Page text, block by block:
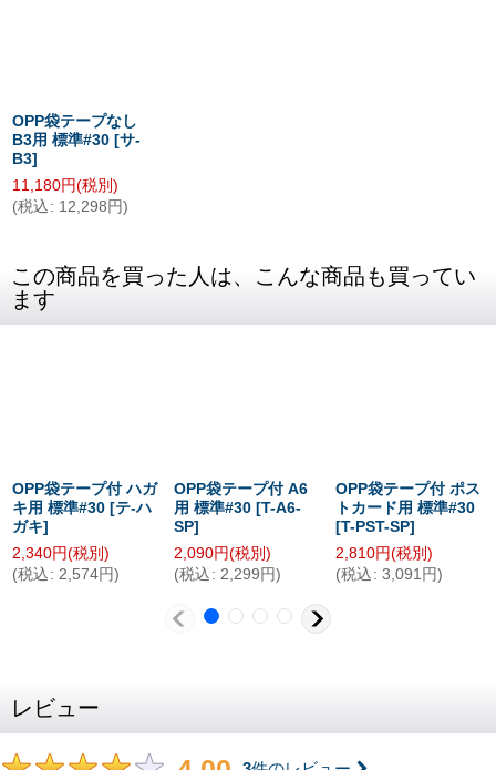
OPP袋テープなし
B3用 標準#30 [サ-
B3]
11,180円(税別)
(税込 : 12,298 円)
この商品を買った人は、こんな商品も買ってい
ます
OPP袋テープ付 ハガ
キ用 標準#30 [テ-ハ
ガキ]
2,340円(税別)
(税込 : 2,574円)
OPP袋テープ付 A6
用 標準#30 [T-A6-
SP]
2,090円(税別)
(税込 : 2,299 円)
OPP袋テープ付 ポス
トカード用 標準#30
[T-PST-SP]
2,810円(税別)
(税込 : 3,091 円)
レビュー